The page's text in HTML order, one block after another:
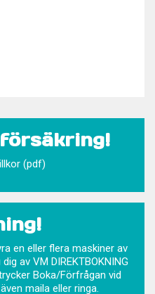
(pdf)
en eller flera maskiner av
av VM DIREKTBOKNING
Boka/Förfrågan vid
maila eller ringa.